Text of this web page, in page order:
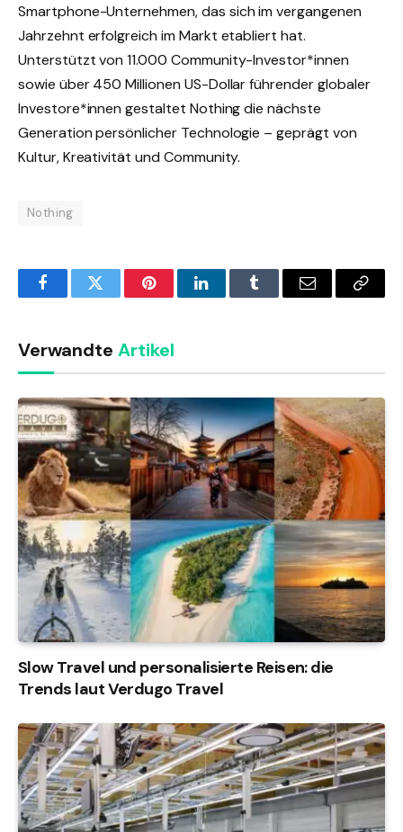
Smartphone-Unternehmen, das sich im vergangenen
Jahrzehnt erfolgreich im Markt etabliert hat.
Unterstützt von 11.000 Community-Investor*innen
sowie über 450 Millionen US-Dollar führender globaler
Investore*innen gestaltet Nothing die nächste
Generation persönlicher Technologie – geprägt von
Kultur, Kreativität und Community.
Nothing
FacebookTwitter PinterestLinkedInTumblr Email
Copy
Verwandte Artikel
Slow Travel und personalisierte Reisen: die
Trends laut Verdugo Travel